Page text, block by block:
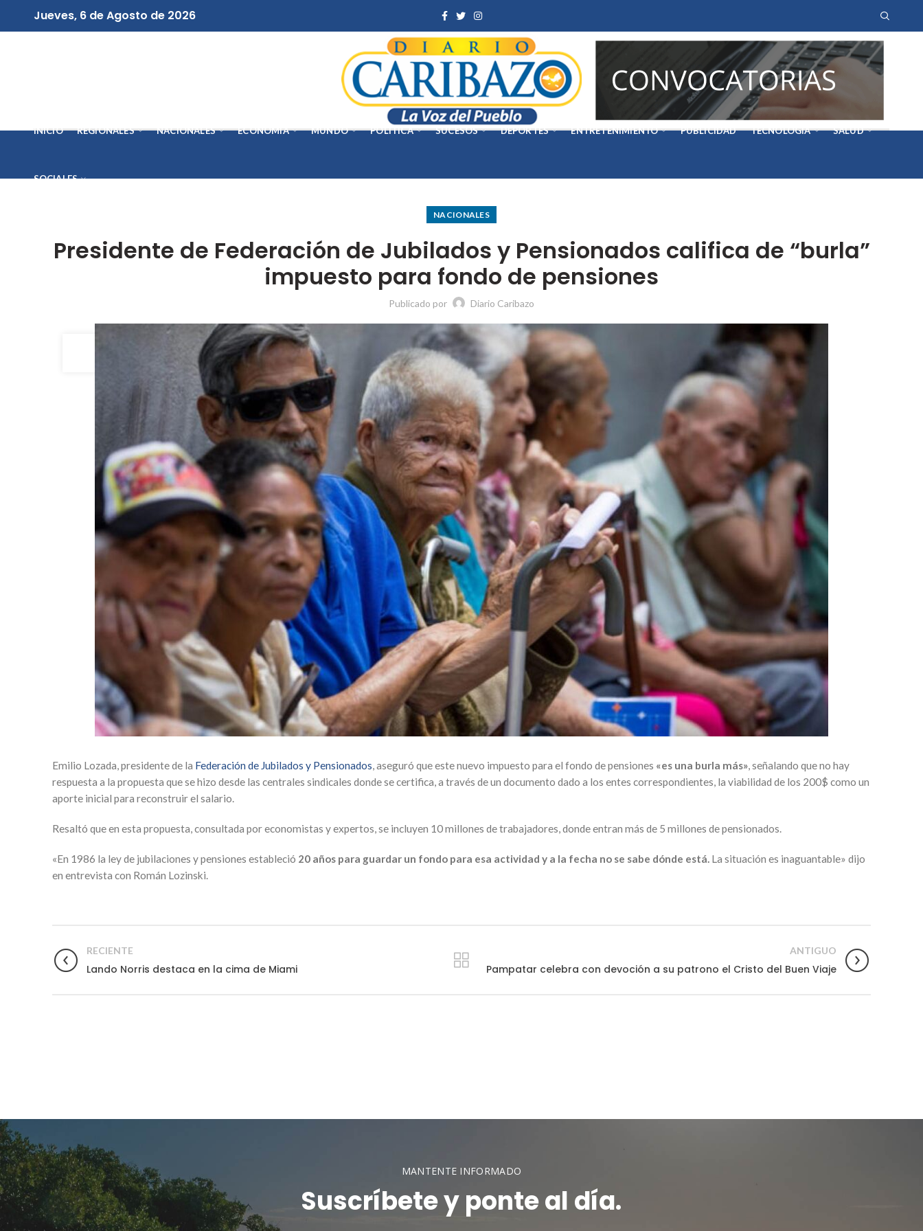
Jueves, 6 de Agosto de 2026
INICIO REGIONALES NACIONALES ECONOMÍA MUNDO POLÍTICA SUCESOS DEPORTES ENTRETENIMIENTO PUBLICIDAD TECNOLOGÍA SALUD
SOCIALES
NACIONALES
Presidente de Federación de Jubilados y Pensionados califica de “burla”
impuesto para fondo de pensiones
Publicado por Diario Caribazo
Emilio Lozada, presidente de la Federación de Jubilados y Pensionados, aseguró que este nuevo impuesto para el fondo de pensiones «es una burla más», señalando que no hay
respuesta a la propuesta que se hizo desde las centrales sindicales donde se certifica, a través de un documento dado a los entes correspondientes, la viabilidad de los 200$ como un
aporte inicial para reconstruir el salario.
Resaltó que en esta propuesta, consultada por economistas y expertos, se incluyen 10 millones de trabajadores, donde entran más de 5 millones de pensionados.
«En 1986 la ley de jubilaciones y pensiones estableció 20 años para guardar un fondo para esa actividad y a la fecha no se sabe dónde está. La situación es inaguantable» dijo
en entrevista con Román Lozinski.
RECIENTE
Lando Norris destaca en la cima de Miami
ANTIGUO
Pampatar celebra con devoción a su patrono el Cristo del Buen Viaje
MANTENTE INFORMADO
Suscríbete y ponte al día.